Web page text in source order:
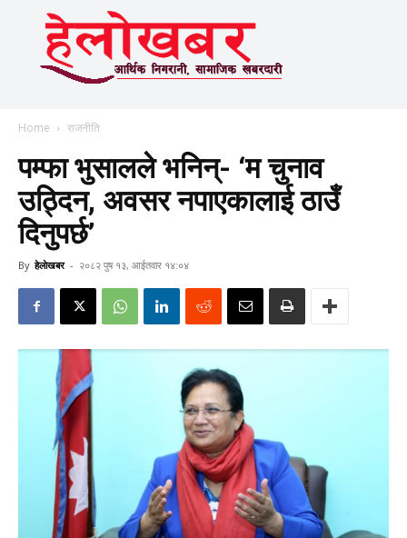
Home राजनीति
पम्फा भुसालले भनिन्- ‘म चुनाव
उठ्दिन, अवसर नपाएकालाई ठाउँ
दिनुपर्छ’
By हेलाेखबर - २०८२ पुष १३, आईतवार १४:०४